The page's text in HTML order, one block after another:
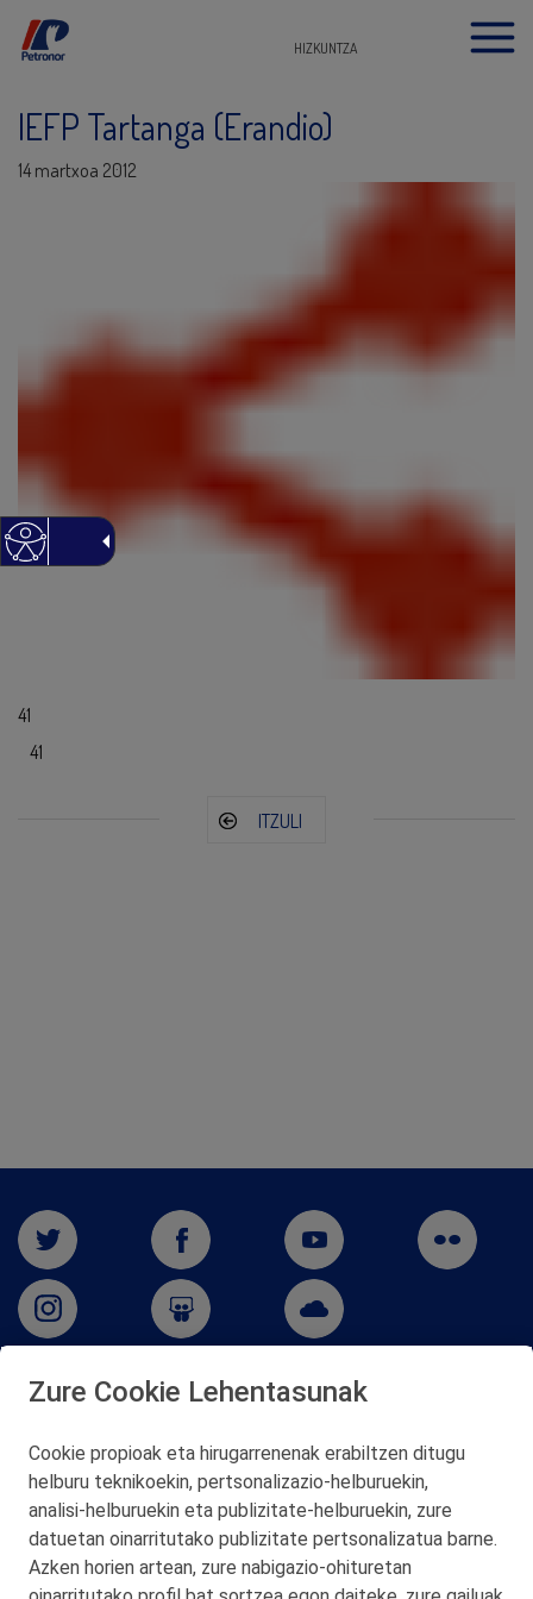
HIZKUNTZA
IEFP Tartanga (Erandio)
14 martxoa 2012
41
41
ITZULI
Telf. 946 357 000
© 2026 Petronor S.A.
Zure Cookie Lehentasunak
Cookie propioak eta hirugarrenenak erabiltzen ditugu
helburu teknikoekin, pertsonalizazio‑helburuekin,
analisi‑helburuekin eta publizitate‑helburuekin, zure
datuetan oinarritutako publizitate pertsonalizatua barne.
Azken horien artean, zure nabigazio‑ohituretan